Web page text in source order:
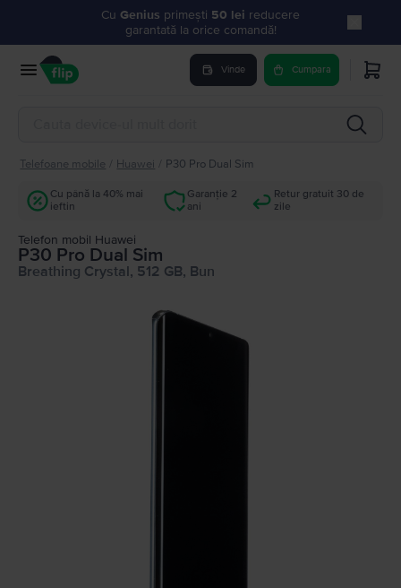
Cu Genius primești 50 lei reducere
garantată la orice comandă!
Vinde Cumpara
Telefoane mobile Huawei P30 Pro Dual Sim
Cu până la 40% mai
ieftin
Garanție 2
ani
Retur gratuit 30 de
zile
Telefon mobil Huawei
P30 Pro Dual Sim
Breathing Crystal, 512 GB, Bun